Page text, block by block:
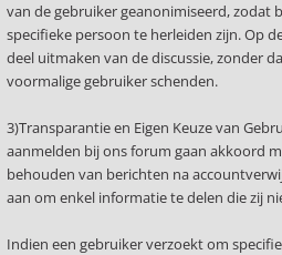
van de gebruiker geanonimiseerd, zodat
specifieke persoon te herleiden zijn. Op
deel uitmaken van de discussie, zonder
voormalige gebruiker schenden.
3)Transparantie en Eigen Keuze van
aanmelden bij ons forum gaan akkoord
behouden van berichten na
aan om enkel informatie te delen die zij
Indien een gebruiker verzoekt om